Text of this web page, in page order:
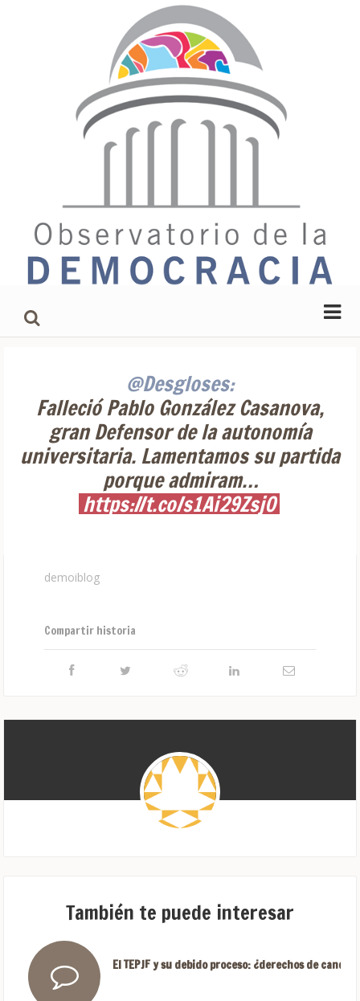
@Desgloses:
Falleció Pablo González Casanova,
gran Defensor de la autonomía
universitaria. Lamentamos su partida
porque admiram…
https://t.co/s1Ai29Zsj0
demoiblog
Compartir historia
También te puede interesar
El TEPJF y su debido proceso: ¿derechos de